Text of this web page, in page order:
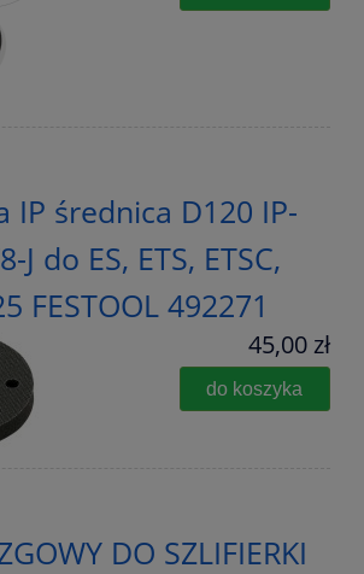
IP średnica D120 IP-
J do ES, ETS, ETSC,
FESTOOL 492271
45,00 zł
do koszyka
DO SZLIFIERKI